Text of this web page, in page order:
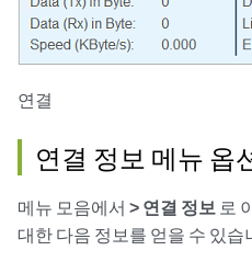
연결
연결 정보 메뉴 옵
메뉴 모음에서 > 연결 정보 로
대한 다음 정보를 얻을 수 있습